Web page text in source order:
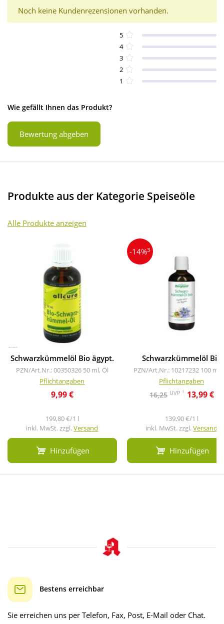
Noch keine Kundenrezensionen vorhanden.
5
4
3
2
1
Wie gefällt Ihnen das Produkt?
Bewertung abgeben
Produkte aus der Kategorie Speiseöle
Alle Produkte anzeigen
Schwarzkümmelöl Bio ägypt.
PZN/Art.Nr.: 00350326 50 ml, Öl
Pflichtangaben
9,99 €
199,80 €/1 l
inkl. MwSt. zzgl.Versand
Hinzufügen
-14%3
Schwarzkümmelöl Bio
PZN/Art.Nr.: 10217232 100 ml,
Pflichtangaben
16,25 UVP 1 13,99 €
139,90 €/1 l
inkl. MwSt. zzgl.Versand
Hinzufügen
Bestens erreichbar
Sie erreichen uns per Telefon, Fax, Post, E-Mail oder Chat.